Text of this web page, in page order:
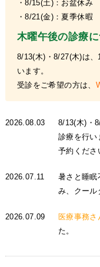
・8/15(土)：お盆休み
・8/21(金)：夏季休暇
木曜午後の診療
8/13(木)・8/27(木)は
います。
受診をご希望の方は、
2026.08.03
8/13(木)・
診療を行い
予約くださ
2026.07.11
暑さと睡眠
み、クール
2026.07.09 医療事務
た。